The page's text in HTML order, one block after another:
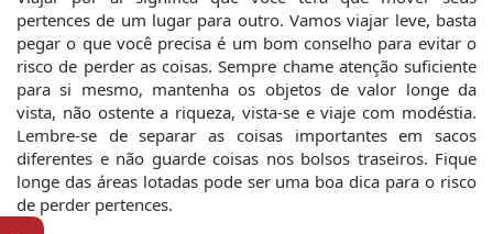
pertences de um lugar para outro. Vamos viajar leve, basta
pegar o que você precisa é um bom conselho para evitar o
risco de perder as coisas. Sempre chame atenção suficiente
para si mesmo, mantenha os objetos de valor longe da
vista, não ostente a riqueza, vista-se e viaje com modéstia.
Lembre-se de separar as coisas importantes em sacos
diferentes e não guarde coisas nos bolsos traseiros. Fique
longe das áreas lotadas pode ser uma boa dica para o risco
de perder pertences.